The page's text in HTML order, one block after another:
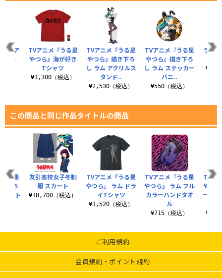
TVアニメ『うる星
やつら』描き下ろ
し ラム アクリルス
タンド..
¥2,530（税込）
TVアニメ『うる星
やつら』描き下ろ
し ラム ステッカー
バニ..
¥550（税込）
ラム
ラ ア
まれ
TVアニメ『うる星
やつら』海が好き
Tシャツ
¥3,300（税込）
この商品と同じ作品タイトルの商品
TVアニメ『うる星
やつら』 ラム ドラ
イTシャツ
¥3,520（税込）
TVアニメ『うる星
やつら』 ラム フル
カラーハンドタオ
ル
¥715（税込）
TVア
やつ
ール
る星
下ろ
ペスト
友引高校女子冬制
服 スカート
¥18,700（税込）
ご利用規約
会員規約・ポイント規約